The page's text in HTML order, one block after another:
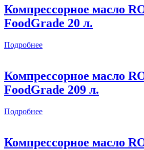
Компрессорное масло
FoodGrade 20 л.
Подробнее
Компрессорное масло
FoodGrade 209 л.
Подробнее
Компрессорное масло